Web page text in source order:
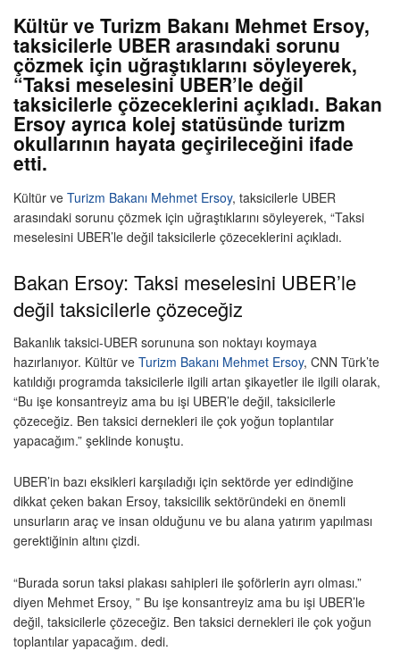
Kültür ve Turizm Bakanı Mehmet Ersoy,
taksicilerle UBER arasındaki sorunu
çözmek için uğraştıklarını söyleyerek,
“Taksi meselesini UBER’le değil
taksicilerle çözeceklerini açıkladı. Bakan
Ersoy ayrıca kolej statüsünde turizm
okullarının hayata geçirileceğini ifade
etti.
Kültür ve Turizm Bakanı Mehmet Ersoy, taksicilerle UBER
arasındaki sorunu çözmek için uğraştıklarını söyleyerek, “Taksi
meselesini UBER’le değil taksicilerle çözeceklerini açıkladı.
Bakan Ersoy: Taksi meselesini UBER’le
değil taksicilerle çözeceğiz
Bakanlık taksici-UBER sorununa son noktayı koymaya
hazırlanıyor. Kültür ve Turizm Bakanı Mehmet Ersoy, CNN Türk’te
katıldığı programda taksicilerle ilgili artan şikayetler ile ilgili olarak,
“Bu işe konsantreyiz ama bu işi UBER’le değil, taksicilerle
çözeceğiz. Ben taksici dernekleri ile çok yoğun toplantılar
yapacağım.” şeklinde konuştu.
UBER’in bazı eksikleri karşıladığı için sektörde yer edindiğine
dikkat çeken bakan Ersoy, taksicilik sektöründeki en önemli
unsurların araç ve insan olduğunu ve bu alana yatırım yapılması
gerektiğinin altını çizdi.
“Burada sorun taksi plakası sahipleri ile şoförlerin ayrı olması.”
diyen Mehmet Ersoy, ” Bu işe konsantreyiz ama bu işi UBER’le
değil, taksicilerle çözeceğiz. Ben taksici dernekleri ile çok yoğun
toplantılar yapacağım. dedi.